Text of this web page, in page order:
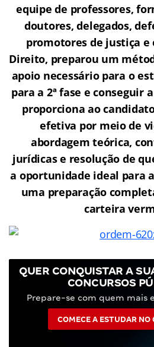
equipe de professores,
doutores, delegados,
promotores de justiça e
Direito, preparou um
apoio necessário para o
para a 2ª fase e conseguir
proporciona ao
efetiva por meio de
abordagem teórica,
jurídicas e resolução de
a oportunidade ideal para
uma preparação
carteira
QUER CONQUISTAR A
CONCURSOS
Prepare-se com quem mais
COMECE A ESTUDAR NO